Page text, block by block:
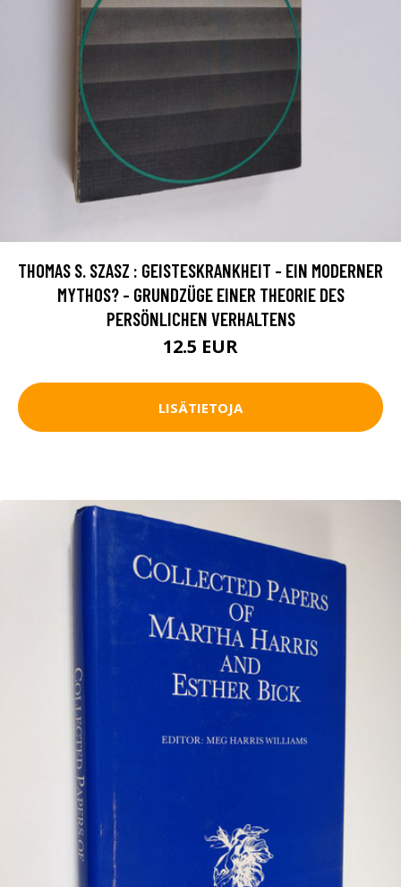
THOMAS S. SZASZ : GEISTESKRANKHEIT - EIN MODERNER
MYTHOS? - GRUNDZÜGE EINER THEORIE DES
PERSÖNLICHEN VERHALTENS
12.5 EUR
LISÄTIETOJA